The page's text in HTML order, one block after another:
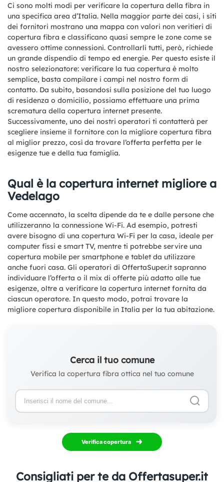
Ci sono molti modi per verificare la copertura della fibra in
una specifica area d’Italia. Nella maggior parte dei casi, i siti
dei fornitori mostrano una mappa con valori non veritieri di
copertura fibra e classificano quasi sempre le zone come se
avessero ottime connessioni. Controllarli tutti, però, richiede
un grande dispendio di tempo ed energie. Per questo esiste il
nostro selezionatore: verificare la tua copertura è molto
semplice, basta compilare i campi nel nostro form di
contatto. Da subito, basandosi sulla posizione del tuo luogo
di residenza o domicilio, possiamo effettuare una prima
scrematura della copertura internet presente.
Successivamente, uno dei nostri operatori ti contatterà per
scegliere insieme il fornitore con la migliore copertura fibra
al miglior prezzo, così da trovare l’offerta perfetta per le
esigenze tue e della tua famiglia.
Qual è la copertura internet migliore a
Vedelago
Come accennato, la scelta dipende da te e dalle persone che
utilizzeranno la connessione Wi-Fi. Ad esempio, potresti
avere bisogno di una copertura Wi-Fi per la casa, ideale per
computer fissi e smart TV, mentre ti potrebbe servire una
copertura mobile per smartphone e tablet da utilizzare
anche fuori casa. Gli operatori di OffertaSuper.it sapranno
individuare l’offerta o il mix di offerte più adatto alle tue
esigenze, oltre a verificare la copertura internet fornita da
ciascun operatore. In questo modo, potrai trovare la
migliore copertura disponibile in Italia per la tua abitazione.
Cerca il tuo comune
Verifica la copertura fibra ottica nel tuo comune
Verifica copertura
Consigliati per te da Offertasuper.it